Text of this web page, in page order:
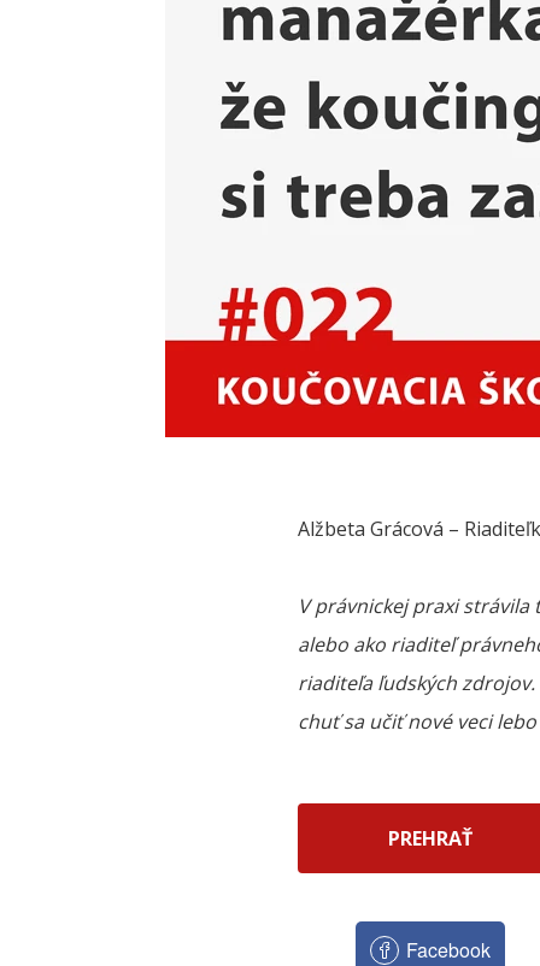
Alžbeta Grácová –
V právnickej praxi
alebo ako riaditeľ
riaditeľa ľudských
chuť sa učiť nové veci
PREHRAŤ
Facebook